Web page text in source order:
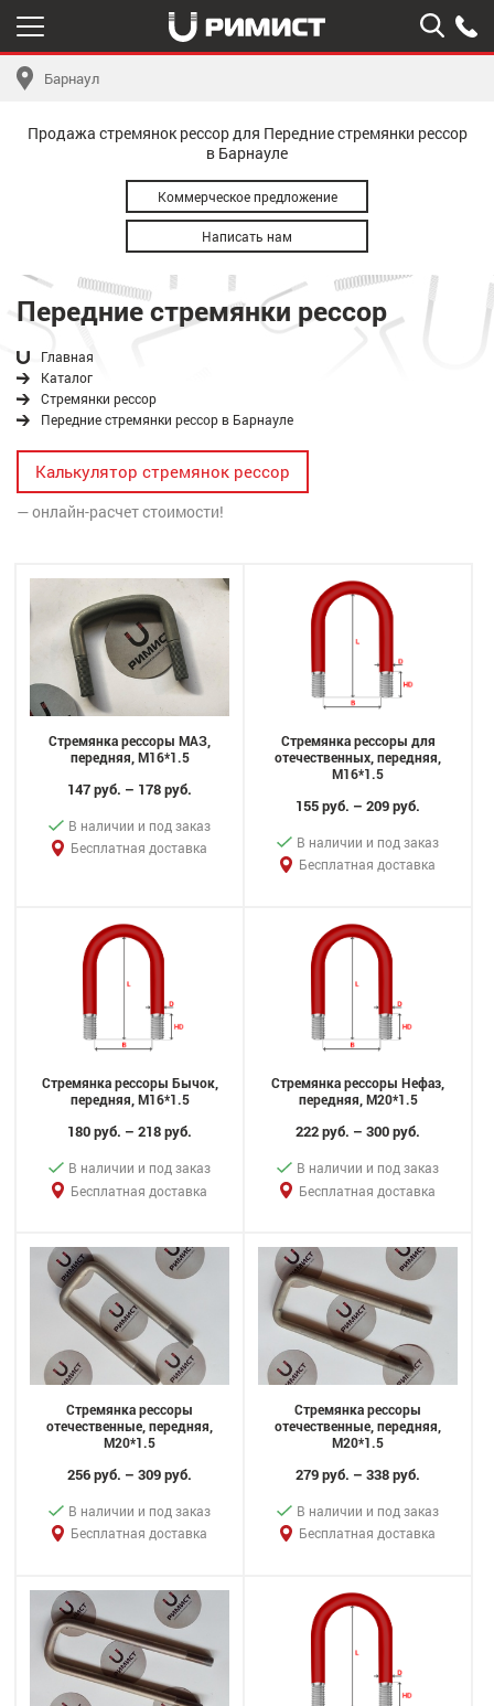
Барнаул
Продажа стремянок рессор для Передние стремянки рессор
в Барнауле
Коммерческое предложение
Написать нам
Передние стремянки рессор
Главная
Каталог
Стремянки рессор
Передние стремянки рессор в Барнауле
Калькулятор стремянок рессор
— онлайн-расчет стоимости!
Стремянка рессоры МАЗ,
передняя, M16*1.5
147 руб. – 178 руб.
В наличии и под заказ
Бесплатная доставка
Стремянка рессоры для
отечественных, передняя,
M16*1.5
155 руб. – 209 руб.
В наличии и под заказ
Бесплатная доставка
Стремянка рессоры Бычок,
передняя, M16*1.5
180 руб. – 218 руб.
В наличии и под заказ
Бесплатная доставка
Стремянка рессоры Нефаз,
передняя, M20*1.5
222 руб. – 300 руб.
В наличии и под заказ
Бесплатная доставка
Стремянка рессоры
отечественные, передняя,
M20*1.5
256 руб. – 309 руб.
В наличии и под заказ
Бесплатная доставка
Стремянка рессоры
отечественные, передняя,
M20*1.5
279 руб. – 338 руб.
В наличии и под заказ
Бесплатная доставка